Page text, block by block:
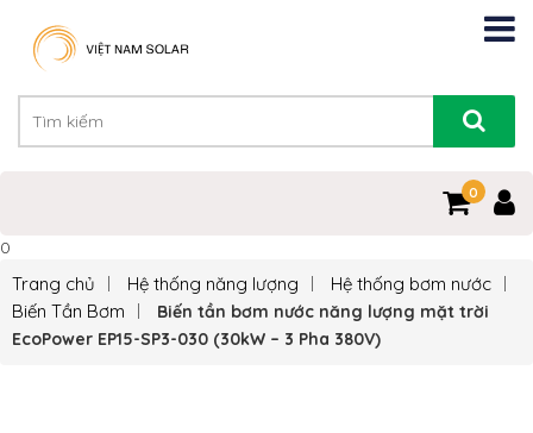
0
0
Trang chủ Hệ thống năng lượng
Hệ thống bơm nước
Biến Tần Bơm
Biến tần bơm nước năng lượng mặt trời
EcoPower EP15-SP3-030 (30kW – 3 Pha 380V)